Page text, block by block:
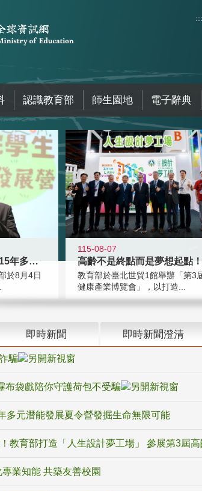
:::
認識教育部 師生園地 電子辭典
跨越限制，探索潛能！115年多元潛
於8月4日
115-08-07
教育部於臺北世貿1館舉辦「第3
健康產業博覽會」，以打造...
即時新聞 即時新聞澄清
騙
布袋戲陪你守護荷包不受騙
多元潛能發展夏令營發掘生命無限可能
教育部打造「人生設計夢工場」 參展第3屆
業知能 共築友善校園